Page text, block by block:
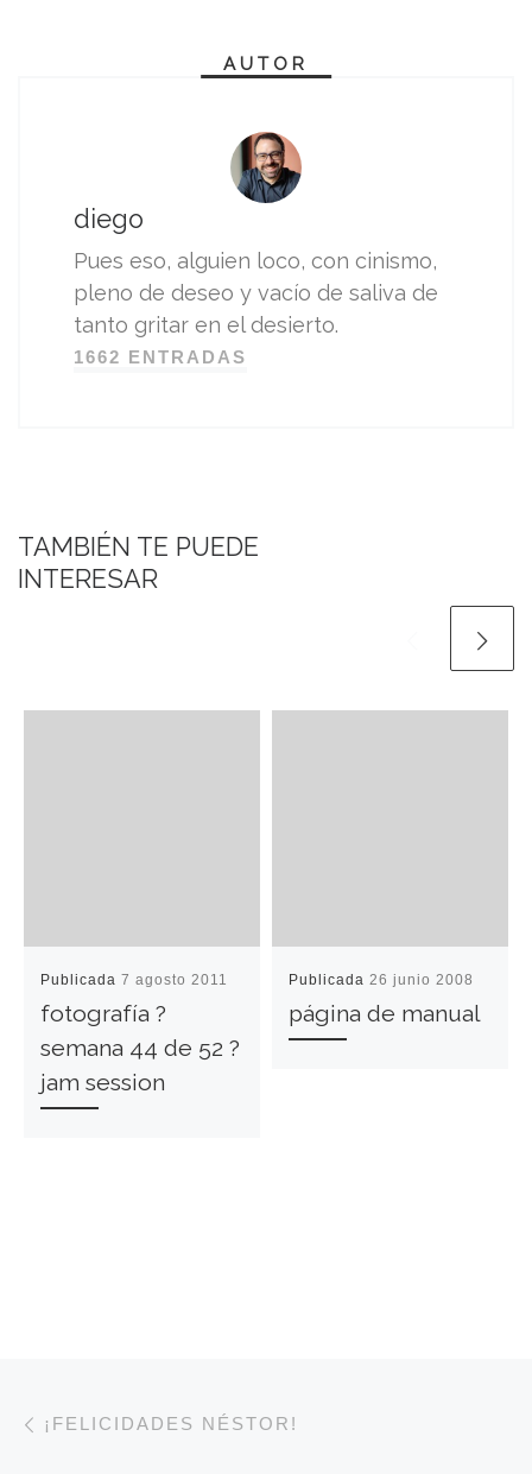
AUTOR
diego
Pues eso, alguien loco, con cinismo,
pleno de deseo y vacío de saliva de
tanto gritar en el desierto.
1662 ENTRADAS
TAMBIÉN TE PUEDE
INTERESAR
Publicada7 agosto 2011
fotografía ?
semana 44 de 52 ?
jam session
Publicada 26 junio 2008
página de manual
Navegación de entradas
¡FELICIDADES NÉSTOR!